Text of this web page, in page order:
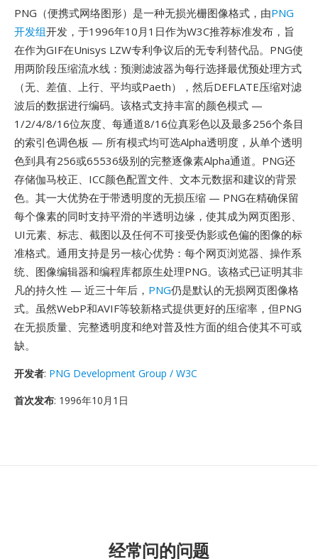
PNG（便携式网络图形）是一种无损光栅图像格式，由PNG
开发组开发，于1996年10月1日作为W3C推荐标准发布，旨
在作为GIF在Unisys LZW专利争议后的无专利替代品。PNG使
用两阶段压缩流水线：预测滤波器为每行选择最优预处理方式
（无、差值、上行、平均或Paeth），然后DEFLATE压缩对滤
波后的数据进行编码。该格式支持丰富的颜色模式 —
1/2/4/8/16位灰度、每通道8/16位真彩色以及最多256个条目
的索引色调色板 — 所有模式均可选Alpha透明度，从单个透明
色到具有256或65536级别的完整逐像素Alpha通道。PNG还
存储伽马校正、ICC颜色配置文件、文本元数据和建议的背景
色。其一大优势在于带透明度的无损压缩 — PNG在精确保留
每个像素的同时支持平滑的半透明边缘，使其成为网页图形、
UI元素、标志、截图以及任何不可接受伪影或色偏的图像的标
准格式。通用支持是另一核心优势：每个网页浏览器、操作系
统、图像编辑器和编程库都原生处理PNG。该格式已证明其非
凡的持久性 — 近三十年后， PNG仍是默认的无损网页图像格
式。虽然WebP和AVIF等较新格式提供更好的压缩率，但PNG
在无损质量、完整透明度和绝对普及性方面的组合使其不可或
缺。
开发者: PNG Development Group / W3C
首次发布: 1996年10月1日
经常问的问题